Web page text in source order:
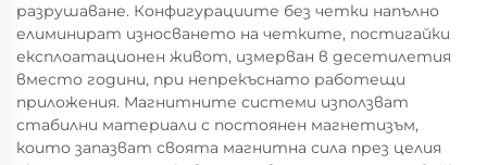
разрушаване. Конфигурациите без четки напълно
елиминират износването на четките, постигайки
експлоатационен живот, измерван в десетилетия
вместо години, при непрекъснато работещи
приложения. Магнитните системи използват
стабилни материали с постоянен магнетизъм,
които запазват своята магнитна сила през целия